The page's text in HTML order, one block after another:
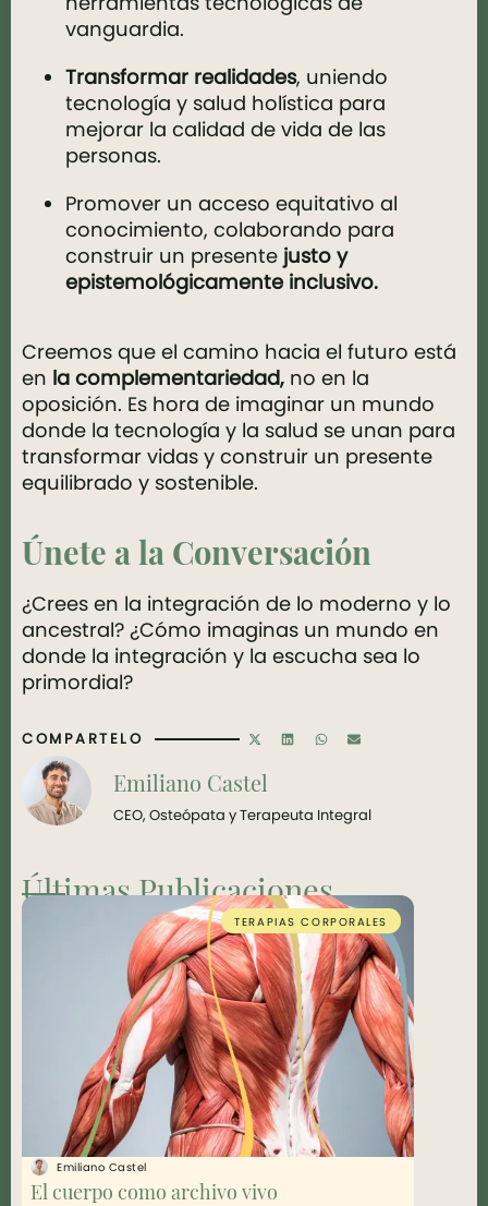
vanguardia.
Transformar realidades, uniendo
tecnología y salud holística para
mejorar la calidad de vida de las
personas.
Promover un acceso equitativo al
conocimiento, colaborando para
construir un presente justo y
epistemológicamente inclusivo.
Creemos que el camino hacia el futuro está
en la complementariedad, no en la
oposición. Es hora de imaginar un mundo
donde la tecnología y la salud se unan para
transformar vidas y construir un presente
equilibrado y sostenible.
Únete a la Conversación
¿Crees en la integración de lo moderno y lo
ancestral? ¿Cómo imaginas un mundo en
donde la integración y la escucha sea lo
primordial?
COMPARTELO
Emiliano Castel
CEO, Osteópata y Terapeuta Integral
Últimas Publicaciones
TERAPIAS CORPORALES
Emiliano Castel
El cuerpo como archivo vivo